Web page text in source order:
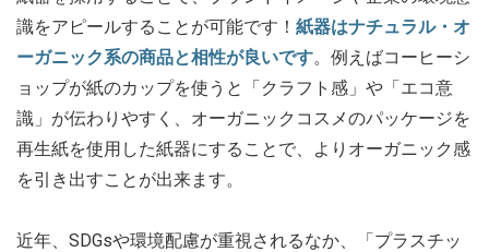
識をアピールすることが可能です！ 紙器はナチュラル・オ
ーガニック系の商品と相性が良いです。例えばコーヒーシ
ョップが紙のカップを使うと「クラフト感」や「エコ意
識」が伝わりやすく、オーガニックコスメのパッケージを
再生紙を使用した紙器にすることで、よりオーガニック感
を引き出すことが出来ます。
近年、SDGsや環境配慮が重視されるなか、「プラスチッ